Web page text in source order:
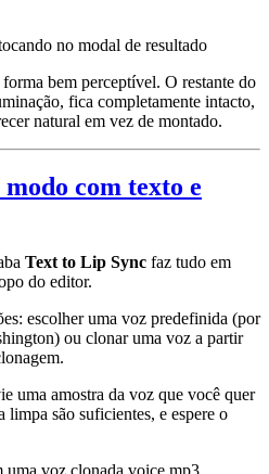
bem perceptível. O restante do
fica completamente intacto,
natural em vez de montado.
com texto e
Text to Lip Sync faz tudo em
do editor.
escolher uma voz predefinida (por
ou clonar uma voz a partir
uma amostra da voz que você quer
limpa são suficientes, e espere o